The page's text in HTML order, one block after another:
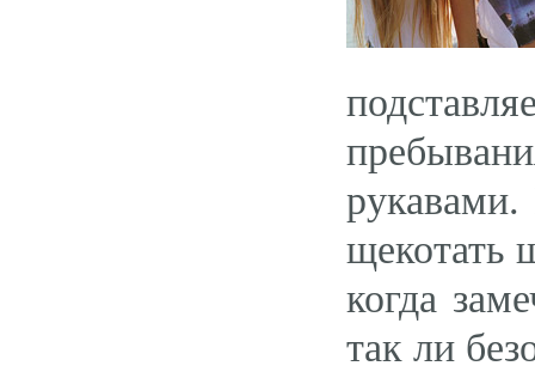
щекотать
когда
так ли